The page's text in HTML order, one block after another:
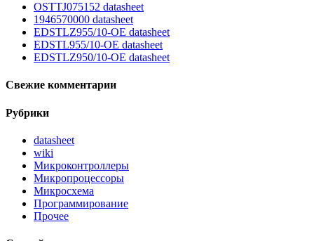
OSTTJ075152 datasheet
1946570000 datasheet
EDSTLZ955/10-OE datasheet
EDSTL955/10-OE datasheet
EDSTLZ950/10-OE datasheet
Свежие комментарии
Рубрики
datasheet
wiki
Микроконтроллеры
Микропроцессоры
Микросхема
Программирование
Прочее